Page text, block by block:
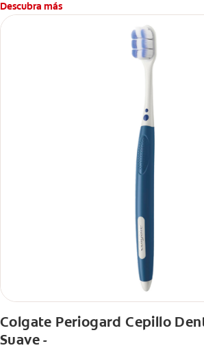
Descubra más
Colgate Periogard Cepillo
Suave -